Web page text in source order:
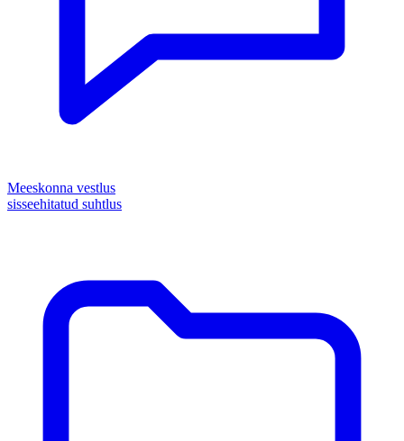
Meeskonna vestlus
sisseehitatud suhtlus